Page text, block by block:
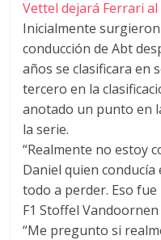
Vettel dejará Ferrari
Inicialmente
conducción de Abt
años se clasificara en
tercero en la
anotado un punto en
la serie.
“Realmente no estoy
Daniel quien
todo a perder. Eso
F1 Stoffel
“Me pregunto si